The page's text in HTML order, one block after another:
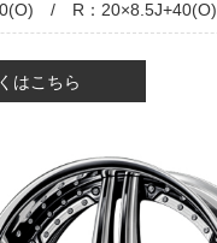
/ R：20×8.5J+40(O)
はこちら